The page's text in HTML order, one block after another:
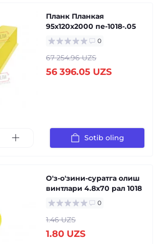
Планк Планкая
95x120x2000 пе-1018-.05
0
67 254.96 UZS
56 396.05 UZS
Sotib oling
О'з-о'зини-суратга олиш
винтлари 4.8x70 рал 1018
0
1.46 UZS
1.80 UZS